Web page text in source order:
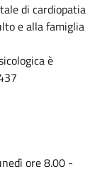
di cardiopatia
e alla famiglia
è
ore 8.00 -